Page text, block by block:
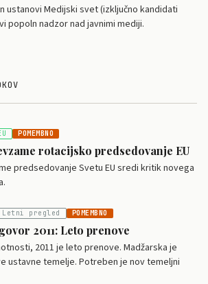
ustanovi Medijski svet (izključno kandidati
popoln nadzor nad javnimi mediji.
POMEMBNO
rotacijsko predsedovanje EU
predsedovanje Svetu EU sredi kritik novega
Letni pregled POMEMBNO
2011: Leto prenove
2011 je leto prenove. Madžarska je
ustavne temelje. Potreben je nov temeljni